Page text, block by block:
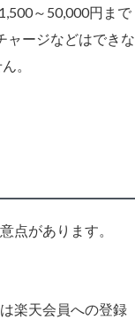
～50,000円まで
ャージなどはできな
。
点があります。
楽天会員への登録